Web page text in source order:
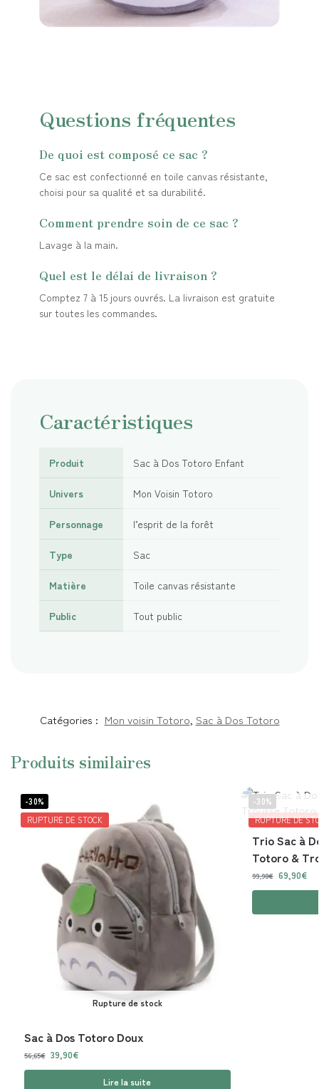
Questions fréquentes
De quoi est composé ce sac ?
Ce sac est confectionné en toile canvas résistante,
choisi pour sa qualité et sa durabilité.
Comment prendre soin de ce sac ?
Lavage à la main.
Quel est le délai de livraison ?
Comptez 7 à 15 jours ouvrés. La livraison est gratuite
sur toutes les commandes.
Caractéristiques
Produit Sac à Dos Totoro Enfant
Univers Mon Voisin Totoro
Personnage l’esprit de la forêt
Type Sac
Matière Toile canvas résistante
Public Tout public
Catégories : Mon voisin Totoro, Sac à Dos Totoro
Produits similaires
-30%
RUPTURE DE STOCK
Rupture de stock
Sac à Dos Totoro Doux
56,65€ 39,90€
Lire la suite
-30%
RUPTURE DE
Trio Sac à
Totoro &
99,90€ 69,90€